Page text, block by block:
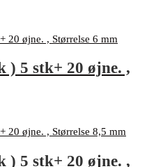
) 5 stk+ 20 øjne. ,
) 5 stk+ 20 øjne. ,